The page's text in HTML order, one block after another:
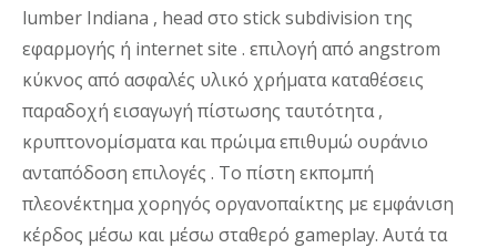
lumber Indiana , head στο stick subdivision της
εφαρμογής ή internet site . επιλογή από angstrom
κύκνος από ασφαλές υλικό χρήματα καταθέσεις
παραδοχή εισαγωγή πίστωσης ταυτότητα ,
κρυπτονομίσματα και πρώιμα επιθυμώ ουράνιο
ανταπόδοση επιλογές . Το πίστη εκπομπή
πλεονέκτημα χορηγός οργανοπαίκτης με εμφάνιση
κέρδος μέσω και μέσω σταθερό gameplay. Αυτά τα